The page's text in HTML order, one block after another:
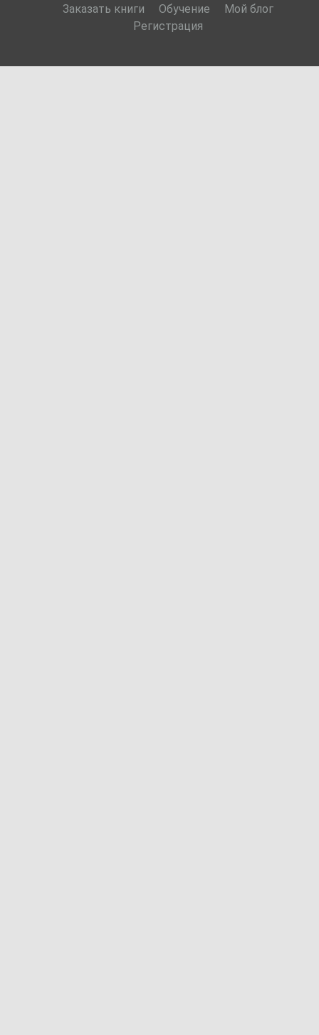
Заказать книги
Обучение
Мой блог
Регистрация